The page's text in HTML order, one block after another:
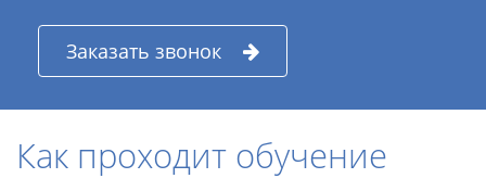
Заказать звонок
Как проходит обучение